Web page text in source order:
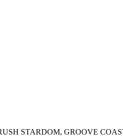
STARDOM, GROOVE